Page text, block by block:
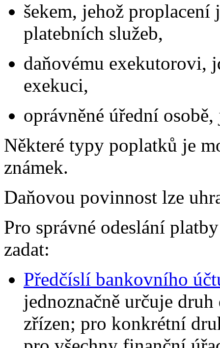
šekem, jehož
platebních služeb,
daňovému exekutorovi,
exekuci,
oprávněné úřední
Některé typy poplatků je
známek.
Daňovou povinnost lze
Pro správné odeslání
zadat:
Předčíslí bankovního
jednoznačně určuje
zřízen; pro konkrétní